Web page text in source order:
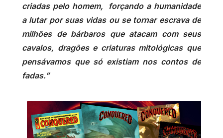
criadas pelo homem, forçando a humanidade
a lutar por suas vidas ou se tornar escrava de
milhões de bárbaros que atacam com seus
cavalos, dragões e criaturas mitológicas que
pensávamos que só existiam nos contos de
fadas.”